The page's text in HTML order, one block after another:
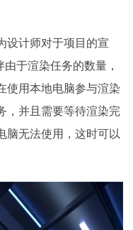
设计师对于项目的宣
于渲染任务的数量，
使用本地电脑参与渲染
，并且需要等待渲染完
脑无法使用，这时可以